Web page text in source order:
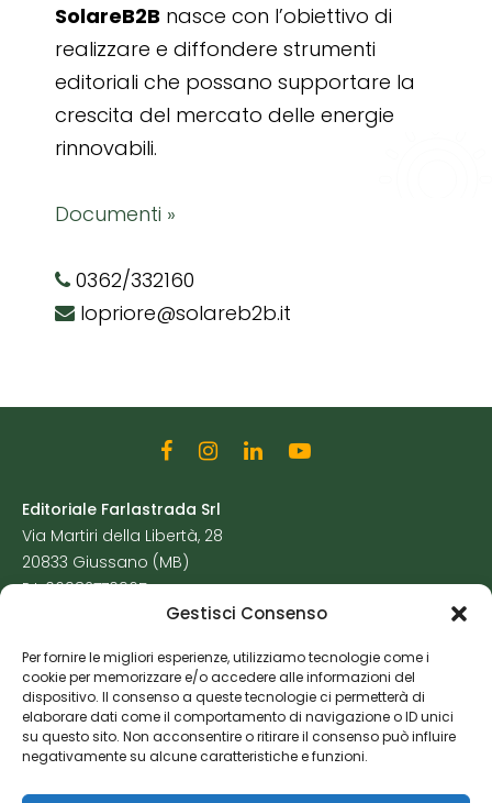
Gestisci Consenso
Per fornire le migliori esperienze, utilizziamo tecnologie come i
cookie per memorizzare e/o accedere alle informazioni del
dispositivo. Il consenso a queste tecnologie ci permetterà di
elaborare dati come il comportamento di navigazione o ID unici
su questo sito. Non acconsentire o ritirare il consenso può influire
negativamente su alcune caratteristiche e funzioni.
SolareB2B nasce con l’obiettivo di
realizzare e diffondere strumenti
editoriali che possano supportare la
crescita del mercato delle energie
rinnovabili.
Documenti »
0362/332160
lopriore@solareb2b.it
Editoriale Farlastrada Srl
Via Martiri della Libertà, 28
20833 Giussano (MB)
P.I. 06982770965
Cookie Policy
Risorse Aggiuntive